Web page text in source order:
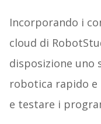
Incorporando i
cloud di
disposizione uno
robotica rapido
e testare i